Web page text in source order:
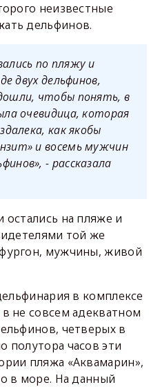
неизвестные
дельфинов.
по пляжу и
двух дельфинов,
чтобы понять, в
очевидица, которая
как якобы
и восемь мужчин
- рассказала
на пляже и
той же
мужчины, живой
в комплексе
не совсем адекватном
четверых в
полутора часов эти
пляжа «Аквамарин»,
в море. На данный